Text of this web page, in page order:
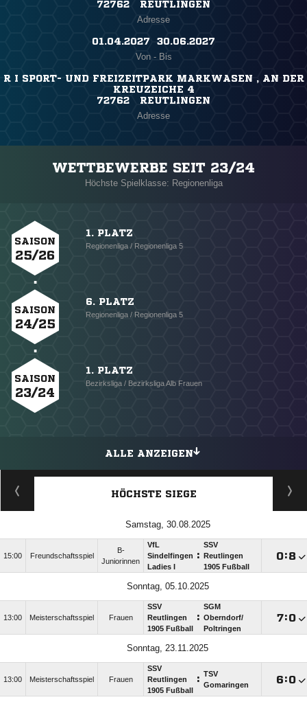
72762 REUTLINGEN
Adresse
01.04.2027 ​ 30.06.2027
Von - Bis
R I SPORT- UND FREIZEITPARK MARKWASEN , AN DER
KREUZEICHE 4
72762 REUTLINGEN
Adresse
WETTBEWERBE SEIT 23/24
Höchste Spielklasse: Regionenliga
SAISON
25/26
1. PLATZ
Regionenliga / Regionenliga 5
SAISON
24/25
6. PLATZ
Regionenliga / Regionenliga 5
SAISON
23/24
1. PLATZ
Bezirksliga / Bezirksliga Alb Frauen
ALLE ANZEIGEN
HÖCHSTE SIEGE
Samstag, 30.08.2025
15:00 Freundschaftsspiel
B-
Juniorinnen
VfL
Sindelfingen
Ladies I
:
SSV
Reutlingen
1905 Fußball
:
Sonntag, 05.10.2025
13:00 Meisterschaftsspiel Frauen
SSV
Reutlingen
1905 Fußball
:
SGM
Oberndorf/​
Poltringen
:
Sonntag, 23.11.2025
13:00 Meisterschaftsspiel Frauen
SSV
Reutlingen
1905 Fußball
: TSV
Gomaringen
: